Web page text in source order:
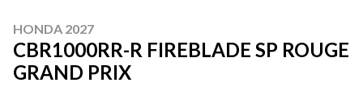
HONDA 2027
CBR1000RR-R FIREBLADE SP ROUGE
GRAND PRIX